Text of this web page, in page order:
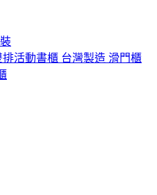
活動書櫃 台灣製造 滑門櫃